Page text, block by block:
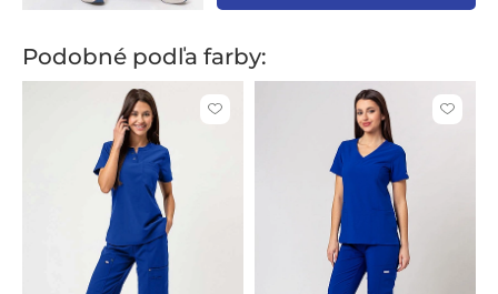
Podobné podľa farby:
Kliknite
Kliknite